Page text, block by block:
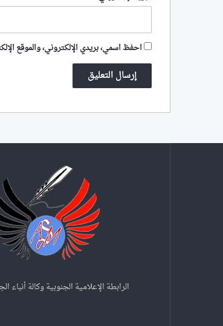
احفظ اسمي، بريدي الإلكتروني، والموقع
الرابطة الإعلامية الجنوبية وكالة أنباء